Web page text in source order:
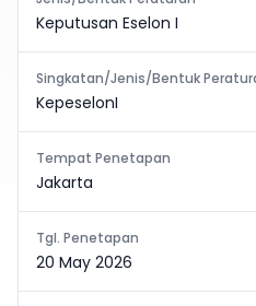
Keputusan Eselon I
Singkatan/Jenis/Bentuk
KepeselonI
Tempat Penetapan
Jakarta
Tgl. Penetapan
20 May 2026